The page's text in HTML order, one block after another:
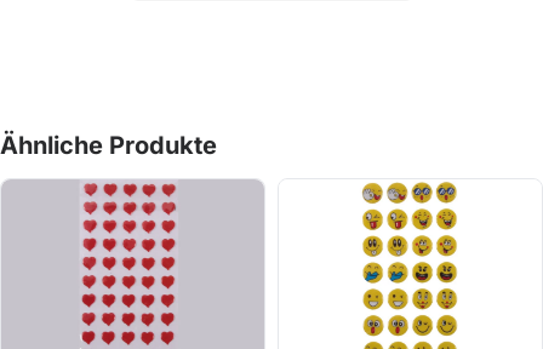
Ähnliche Produkte